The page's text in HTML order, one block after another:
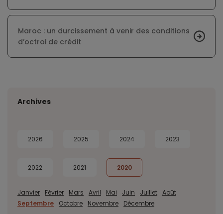
Maroc : un durcissement à venir des conditions
d’octroi de crédit
Archives
2026 2025 2024 2023
2022 2021 2020
Janvier Février Mars Avril Mai Juin Juillet Août
Septembre
Octobre Novembre Décembre